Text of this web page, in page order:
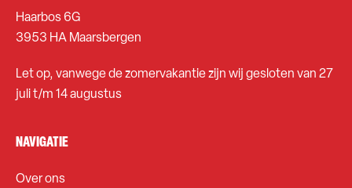
Haarbos 6G
3953 HA Maarsbergen
Let op, vanwege de zomervakantie zijn wij gesloten van 27
juli t/m 14 augustus
NAVIGATIE
Over ons